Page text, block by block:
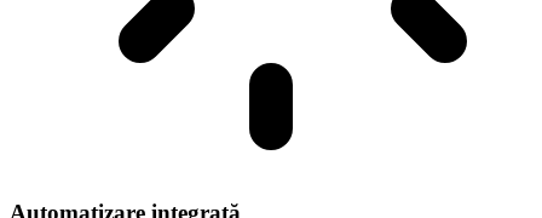
Automatizare integrată